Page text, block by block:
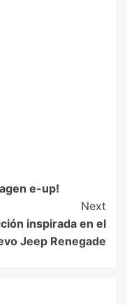
e-up!
Next
inspirada en el
Jeep Renegade